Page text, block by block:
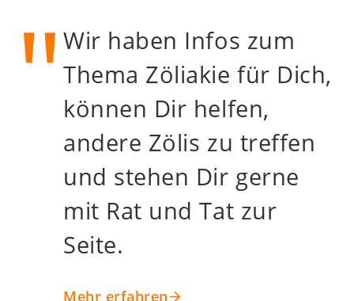
Wir haben Infos zum
Thema Zöliakie für Dich,
können Dir helfen,
andere Zölis zu treffen
und stehen Dir gerne
mit Rat und Tat zur